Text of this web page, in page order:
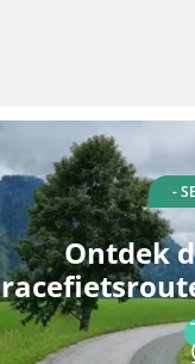
-
Ontdek